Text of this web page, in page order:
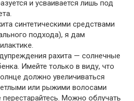
и усваивается лишь под
синтетическими средствами
подхода), я дам
рахита — солнечные
Имейте только в виду, что
должно увеличиваться
или рыжими волосами
Можно облучать